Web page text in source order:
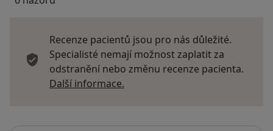
Recenze pacientů jsou pro nás důležité.
Specialisté nemají možnost zaplatit za
odstranění nebo změnu recenze pacienta.
Další informace.